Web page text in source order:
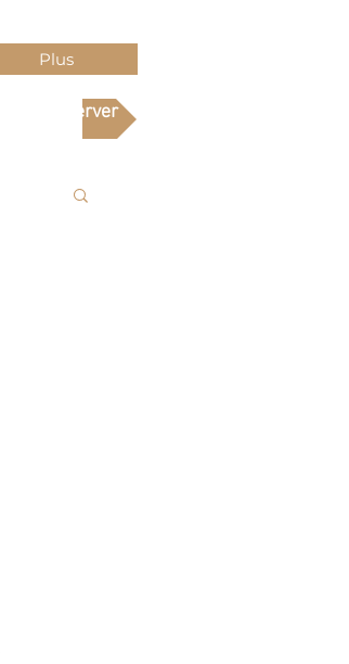
Plus
Réserver